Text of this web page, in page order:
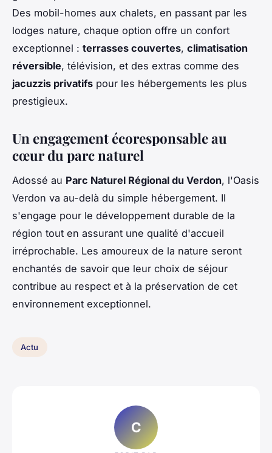
Des mobil-homes aux chalets, en passant par les
lodges nature, chaque option offre un confort
exceptionnel : terrasses couvertes, climatisation
réversible, télévision, et des extras comme des
jacuzzis privatifs pour les hébergements les plus
prestigieux.
Un engagement écoresponsable au
cœur du parc naturel
Adossé au Parc Naturel Régional du Verdon, l'Oasis
Verdon va au-delà du simple hébergement. Il
s'engage pour le développement durable de la
région tout en assurant une qualité d'accueil
irréprochable. Les amoureux de la nature seront
enchantés de savoir que leur choix de séjour
contribue au respect et à la préservation de cet
environnement exceptionnel.
Actu
C